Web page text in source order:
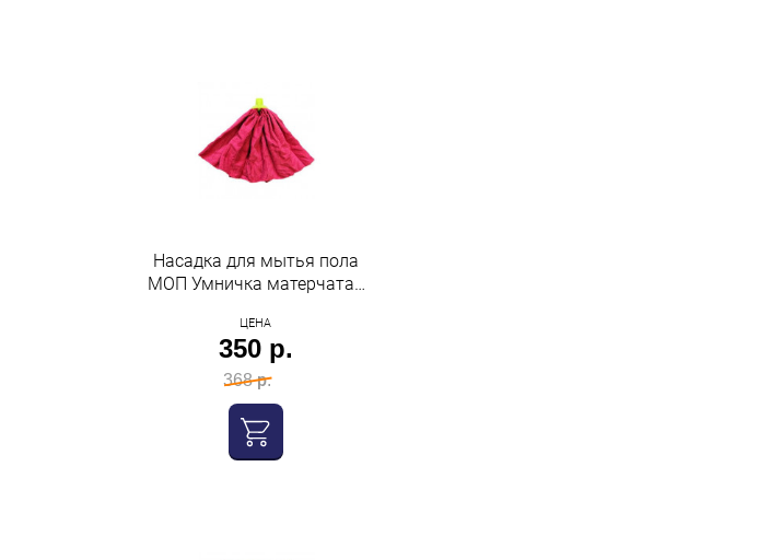
Насадка для мытья пола
МОП Умничка матерчатая
ЦЕНА
350 р.
368 р.